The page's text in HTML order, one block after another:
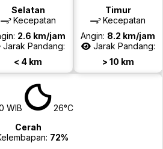
Selatan
Kecepatan
2.6 km/jam
Jarak Pandang:
< 4 km
Timur
Kecepatan
Angin: 8.2 km/jam
Jarak Pandang:
> 10 km
WIB
26°C
Cerah
72%